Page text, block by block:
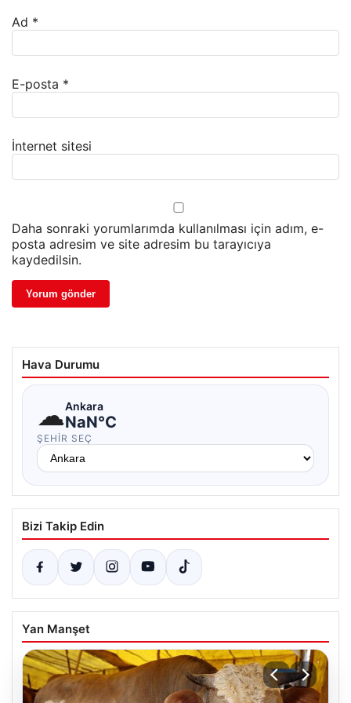
Ad *
E-posta *
İnternet sitesi
Daha sonraki yorumlarımda kullanılması için adım, e-
posta adresim ve site adresim bu tarayıcıya
kaydedilsin.
Hava Durumu
☁Ankara
NaN°C
ŞEHIR SEÇ
Bizi Takip Edin
Yan Manşet